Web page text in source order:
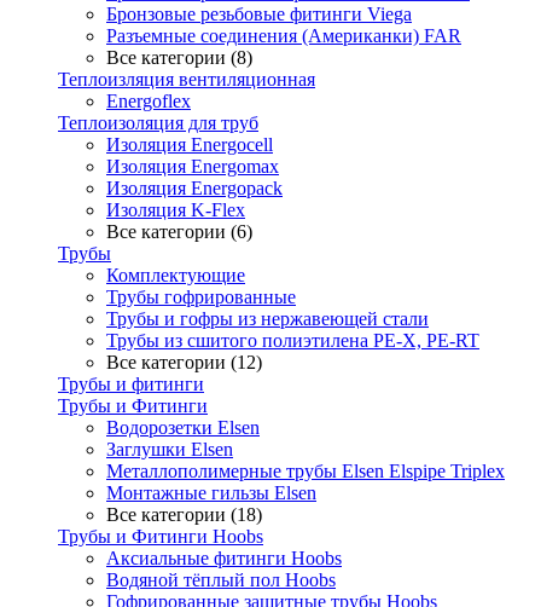
Бронзовые резьбовые фитинги Viega
Разъемные соединения (Американки) FAR
Все категории (8)
Теплоизляция вентиляционная
Energoflex
Теплоизоляция для труб
Изоляция Energocell
Изоляция Energomax
Изоляция Energopack
Изоляция K-Flex
Все категории (6)
Трубы
Комплектующие
Трубы гофрированные
Трубы и гофры из нержавеющей стали
Трубы из сшитого полиэтилена PE-X, PE-RT
Все категории (12)
Трубы и фитинги
Трубы и Фитинги
Водорозетки Elsen
Заглушки Elsen
Металлополимерные трубы Elsen Elspipe Triplex
Монтажные гильзы Elsen
Все категории (18)
Трубы и Фитинги Hoobs
Аксиальные фитинги Hoobs
Водяной тёплый пол Hoobs
Гофрированные защитные трубы Hoobs